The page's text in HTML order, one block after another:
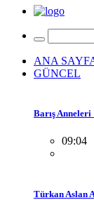
ANA
GÜNCEL
Barış
09:04
Türkan Aslan